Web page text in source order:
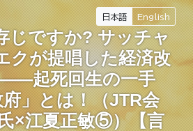
日本語 English
じですか? サッチャ
クが提唱した経済改
起死回生の一手
」とは！（JTR会
×江夏正敏⑤）【言